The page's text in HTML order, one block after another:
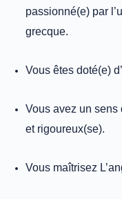
passionné(e) par
grecque.
Vous êtes doté(e)
Vous avez un
et rigoureux(se).
Vous maîtrisez